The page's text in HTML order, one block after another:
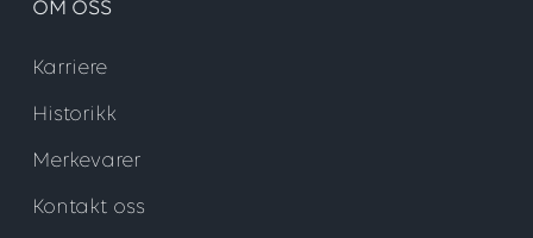
OM OSS
Karriere
Historikk
Merkevarer
Kontakt oss